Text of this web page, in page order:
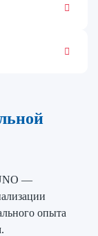
—
опыта